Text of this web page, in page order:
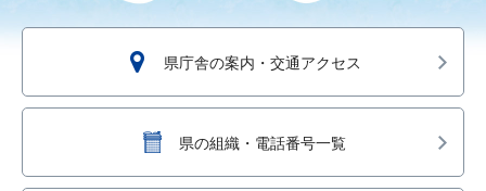
県庁舎の案内・交通アクセス
県の組織・電話番号一覧